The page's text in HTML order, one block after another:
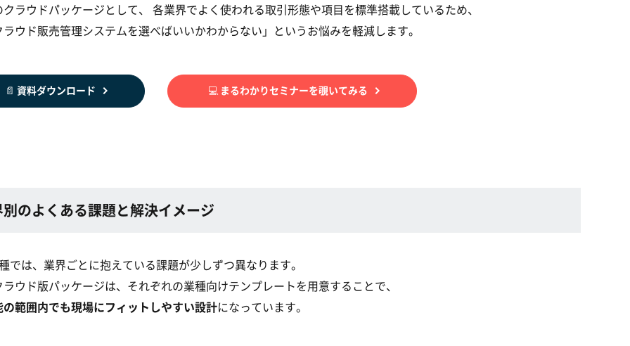
ラウドパッケージとして、 各業界でよく使われる取引形態や項目を標準搭載しているため、
ウド販売管理システムを選べばいいかわからない」というお悩みを軽減します。
📄 資料ダウンロード 💻 まるわかりセミナーを覗いてみる
のよくある課題と解決イメージ
では、業界ごとに抱えている課題が少しずつ異なります。
ウド版パッケージは、それぞれの業種向けテンプレートを用意することで、
範囲内でも現場にフィットしやすい設計になっています。